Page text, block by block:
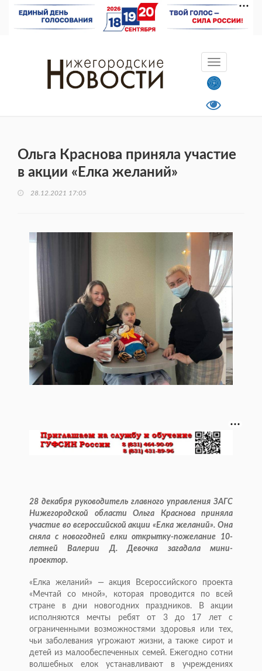
Ольга Краснова приняла участие
в акции «Елка желаний»
28.12.2021 17:05
28 декабря руководитель главного управления ЗАГС
Нижегородской области Ольга Краснова приняла
участие во всероссийской акции «Елка желаний». Она
сняла с новогодней елки открытку-пожелание 10-
летней Валерии Д. Девочка загадала мини-
проектор.
«Елка желаний» — акция Всероссийского проекта
«Мечтай со мной», которая проводится по всей
стране в дни новогодних праздников. В акции
исполняются мечты ребят от 3 до 17 лет с
ограниченными возможностями здоровья или тех,
чьи заболевания угрожают жизни, а также сирот и
детей из малообеспеченных семей. Ежегодно сотни
волшебных елок устанавливают в учреждениях